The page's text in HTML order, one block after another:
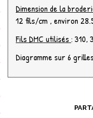
Dimension de la
12 fils/cm , environ
Fils DMC utilisés : 310,
Diagramme sur 6 grilles